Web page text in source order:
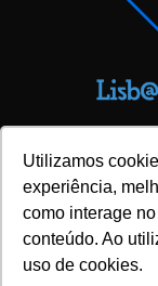
Utilizamos
experiência,
como interage
conteúdo. Ao
uso de cookies.